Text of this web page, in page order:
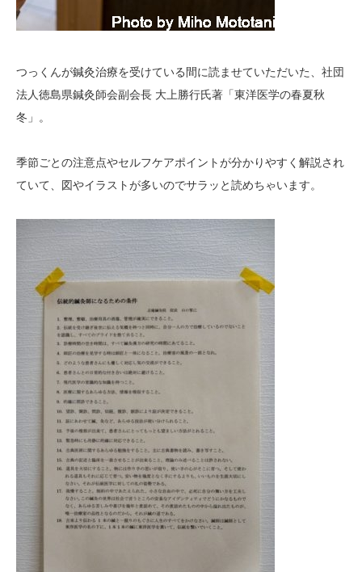
つっくんが鍼灸治療を受けている間に読ませていただいた、社団
法人徳島県鍼灸師会副会長 大上勝行氏著「東洋医学の春夏秋
冬」。
季節ごとの注意点やセルフケアポイントが分かりやすく解説され
ていて、図やイラストが多いのでサラッと読めちゃいます。